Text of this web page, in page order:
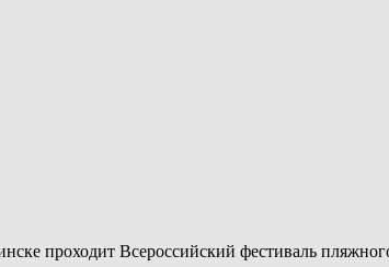
проходит Всероссийский фестиваль